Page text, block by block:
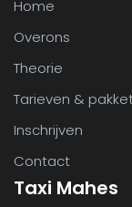
Home
Overons
Theorie
Tarieven &
Inschrijven
Contact
Taxi Mahes